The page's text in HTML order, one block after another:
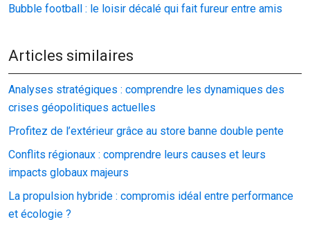
Bubble football : le loisir décalé qui fait fureur entre amis
Articles similaires
Analyses stratégiques : comprendre les dynamiques des
crises géopolitiques actuelles
Profitez de l’extérieur grâce au store banne double pente
Conflits régionaux : comprendre leurs causes et leurs
impacts globaux majeurs
La propulsion hybride : compromis idéal entre performance
et écologie ?